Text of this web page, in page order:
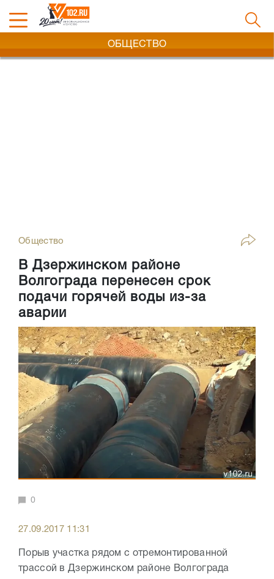
ОБЩЕСТВО
Общество
В Дзержинском районе
Волгограда перенесен срок
подачи горячей воды из-за
аварии
0
27.09.2017 11:31
Порыв участка рядом с отремонтированной
трассой в Дзержинском районе Волгограда